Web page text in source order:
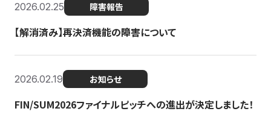
2026.02.25 障害報告
【解消済み】再決済機能の障害について
2026.02.19 お知らせ
FIN/SUM2026ファイナルピッチへの進出が決定しました！